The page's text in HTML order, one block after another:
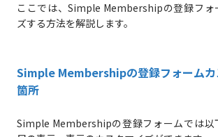
ここでは、Simple Membershipの登録フォ
ズする方法を解説します。
Simple Membershipの登録フォームカ
箇所
Simple Membershipの登録フォームでは以